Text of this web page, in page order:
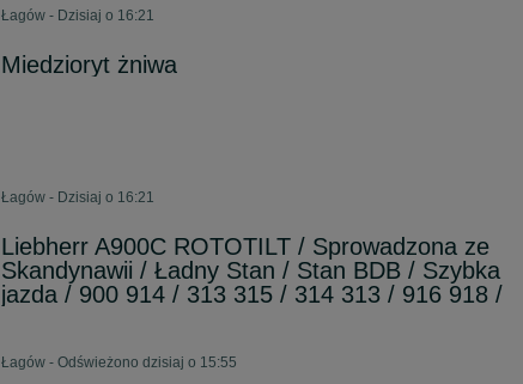
Łagów - Dzisiaj o 16:21
Miedzioryt żniwa
Łagów - Dzisiaj o 16:21
Liebherr A900C ROTOTILT / Sprowadzona ze
Skandynawii / Ładny Stan / Stan BDB / Szybka
jazda / 900 914 / 313 315 / 314 313 / 916 918 /
Łagów - Odświeżono dzisiaj o 15:55